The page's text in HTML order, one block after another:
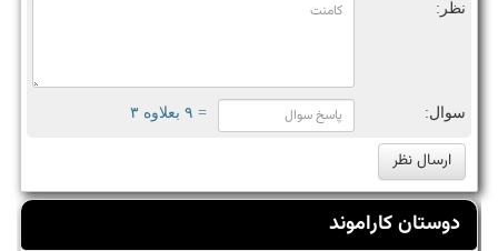
نظر:
سوال: = ۹ بعلاوه ۳
دوستان کاراموند